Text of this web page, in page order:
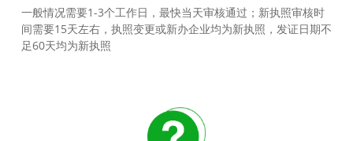
一般情况需要1-3个工作日，最快当天审核通过；新执照审核时
间需要15天左右，执照变更或新办企业均为新执照，发证日期不
足60天均为新执照